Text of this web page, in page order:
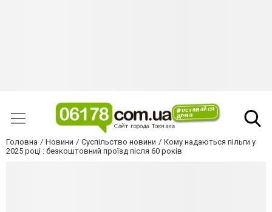
Головна Новини Суспільство новини
Кому надаються пільги у
2025 році : безкоштовний проїзд після 60 років